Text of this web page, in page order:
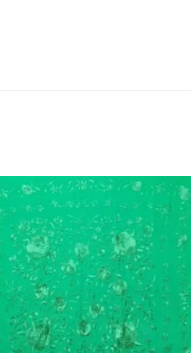
DE MANILA SEDA
Y BORDADO A MANO
EN VERDE
260,00